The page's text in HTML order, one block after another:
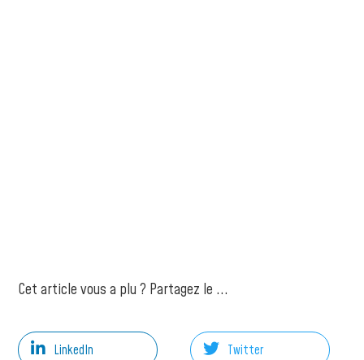
Cet article vous a plu ? Partagez le ...
LinkedIn Twitter